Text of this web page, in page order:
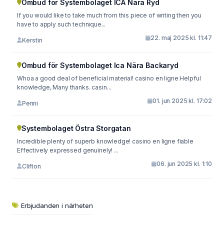
Ombud för Systembolaget ICA Nära Ryd
If you would like to take much from this piece of writing then you
have to apply such technique...
Kerstin 22. maj 2025 kl. 11:47
Ombud för Systembolaget Ica Nära Backaryd
Whoa a good deal of beneficial material! casino en ligne Helpful
knowledge, Many thanks. casin...
Penni 01. jun 2025 kl. 17:02
Systembolaget Östra Storgatan
Incredible plenty of superb knowledge! casino en ligne fiable
Effectively expressed genuinely! ...
Clifton 06. jun 2025 kl. 1:10
Erbjudanden i närheten